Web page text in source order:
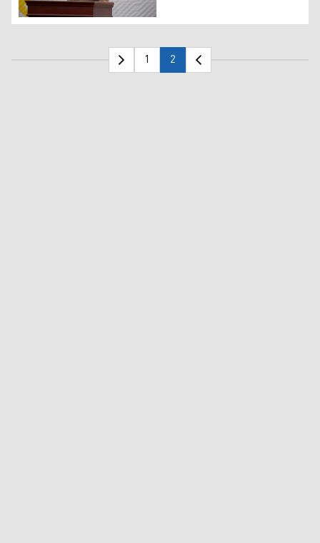
Başkan Barzani'den Ekito mesajı: Kürdistan hepimizin
1 2